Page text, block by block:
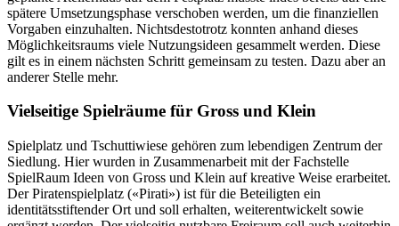
spätere Umsetzungsphase verschoben werden, um die finanziellen
Vorgaben einzuhalten. Nichtsdestotrotz konnten anhand dieses
Möglichkeitsraums viele Nutzungsideen gesammelt werden. Diese
gilt es in einem nächsten Schritt gemeinsam zu testen. Dazu aber an
anderer Stelle mehr.
Vielseitige Spielräume für Gross und Klein
Spielplatz und Tschuttiwiese gehören zum lebendigen Zentrum der
Siedlung. Hier wurden in Zusammenarbeit mit der Fachstelle
SpielRaum Ideen von Gross und Klein auf kreative Weise erarbeitet.
Der Piratenspielplatz («Pirati») ist für die Beteiligten ein
identitätsstiftender Ort und soll erhalten, weiterentwickelt sowie